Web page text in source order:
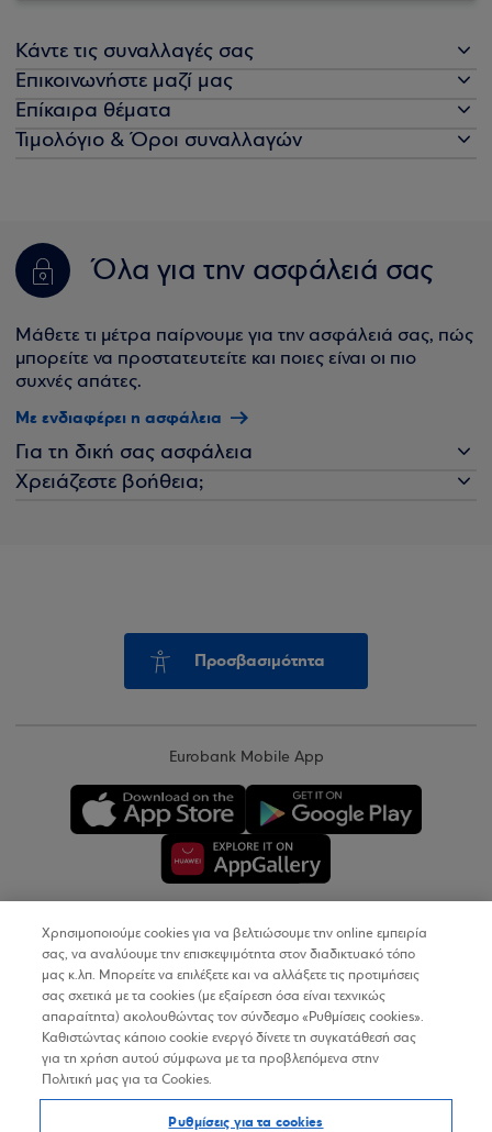
Κάντε τις συναλλαγές σας
Επικοινωνήστε μαζί μας
Επίκαιρα θέματα
Τιμολόγιο & Όροι συναλλαγών
Όλα για την ασφάλειά σας
Μάθετε τι μέτρα παίρνουμε για την ασφάλειά σας, πώς
μπορείτε να προστατευτείτε και ποιες είναι οι πιο
συχνές απάτες.
Με ενδιαφέρει η ασφάλεια
Για τη δική σας ασφάλεια
Χρειάζεστε βοήθεια;
Προσβασιμότητα
Eurobank Mobile App
Copyright © 2026
Όροι Χρήσης
Προσωπικά Δεδομένα στον Διαδικτυακό Τόπο
Χρησιμοποιούμε cookies για να βελτιώσουμε την online εμπειρία
σας, να αναλύουμε την επισκεψιμότητα στον διαδικτυακό τόπο
μας κ.λπ. Μπορείτε να επιλέξετε και να αλλάξετε τις προτιμήσεις
σας σχετικά με τα cookies (με εξαίρεση όσα είναι τεχνικώς
απαραίτητα) ακολουθώντας τον σύνδεσμο «Ρυθμίσεις cookies».
Καθιστώντας κάποιο cookie ενεργό δίνετε τη συγκατάθεσή σας
για τη χρήση αυτού σύμφωνα με τα προβλεπόμενα στην
Πολιτική μας για τα Cookies.
Ρυθμίσεις για τα cookies